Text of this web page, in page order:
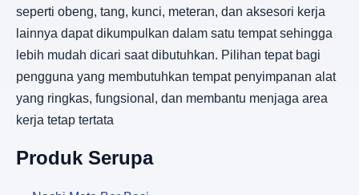
seperti obeng, tang, kunci, meteran, dan aksesori kerja
lainnya dapat dikumpulkan dalam satu tempat sehingga
lebih mudah dicari saat dibutuhkan. Pilihan tepat bagi
pengguna yang membutuhkan tempat penyimpanan alat
yang ringkas, fungsional, dan membantu menjaga area
kerja tetap tertata
Produk Serupa